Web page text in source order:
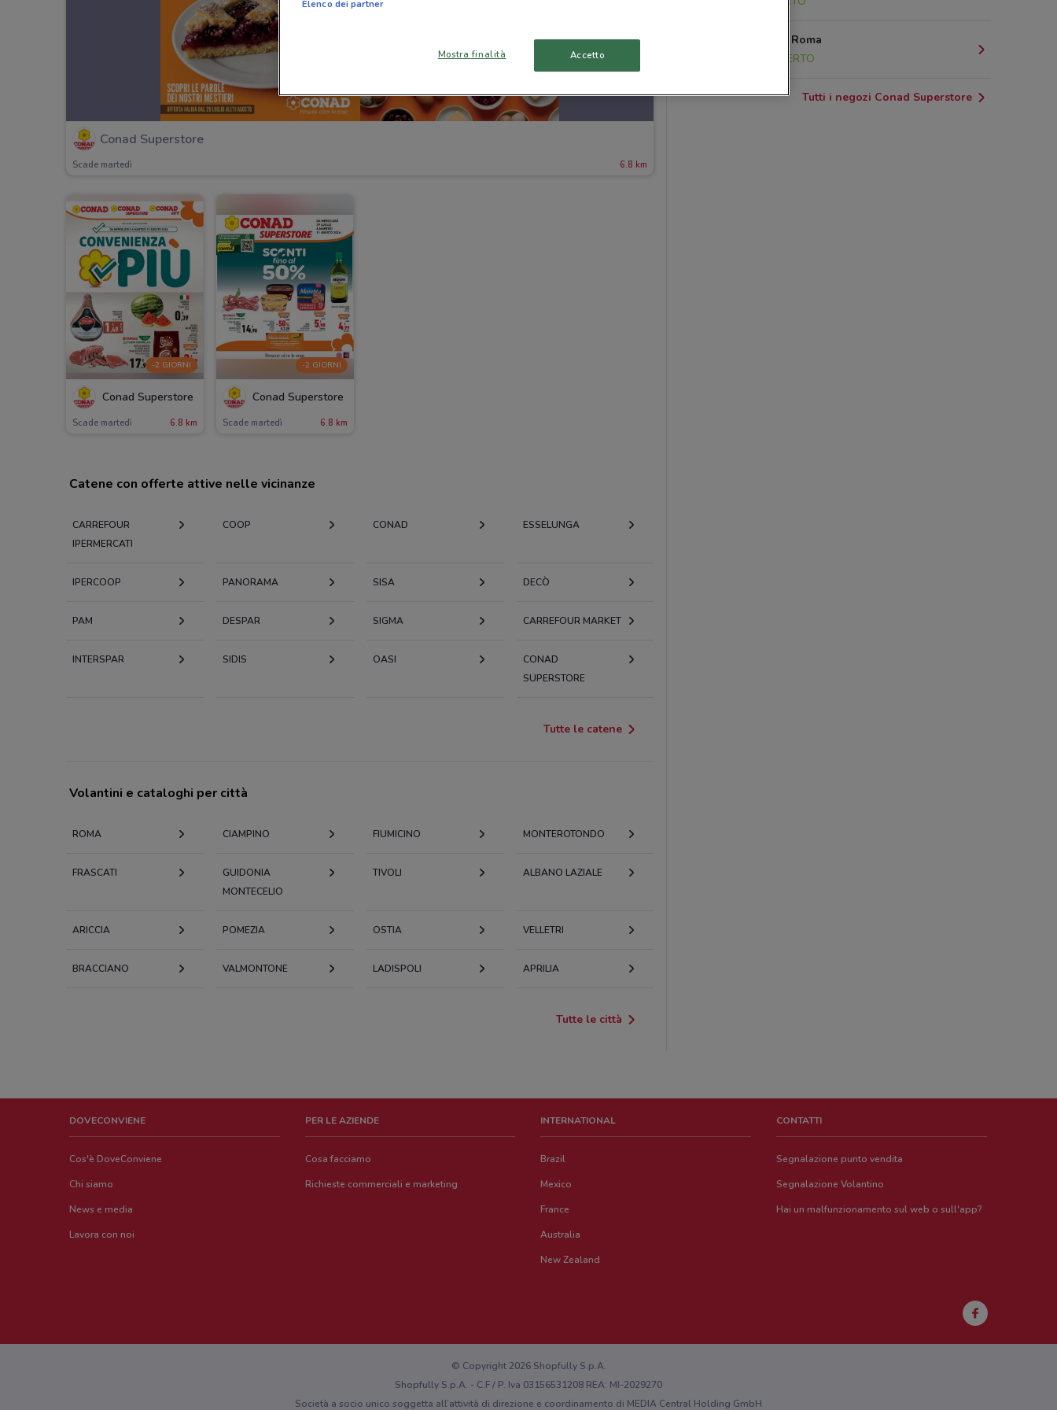
Conad Superstore
Scade martedì 6.8 km
-2 GIORNI
Conad Superstore
Scade martedì 6.8 km
-2 GIORNI
Conad Superstore
Scade martedì 6.8 km
Via Tito, 15 Roma
APERTO
Tutti i negozi Conad Superstore
Catene con offerte attive nelle vicinanze
CARREFOUR
IPERMERCATI
COOP CONAD ESSELUNGA
IPERCOOP PANORAMA SISA DECÒ
PAM DESPAR SIGMA CARREFOUR MARKET
INTERSPAR SIDIS OASI
CONAD
SUPERSTORE
Tutte le catene
Volantini e cataloghi per città
ROMA CIAMPINO FIUMICINO MONTEROTONDO
FRASCATI
GUIDONIA
MONTECELIO
TIVOLI ALBANO LAZIALE
ARICCIA POMEZIA OSTIA VELLETRI
BRACCIANO VALMONTONE LADISPOLI APRILIA
Tutte le città
DOVECONVIENE
Cos'è DoveConviene
Chi siamo
News e media
Lavora con noi
PER LE AZIENDE
Cosa facciamo
Richieste commerciali e marketing
INTERNATIONAL
Brazil
Mexico
France
Australia
New Zealand
CONTATTI
Segnalazione punto vendita
Segnalazione Volantino
Hai un malfunzionamento sul web o sull'app?
© Copyright 2026 Shopfully S.p.A.
Shopfully S.p.A. - C.F / P. Iva 03156531208 REA: MI-2029270
Società a socio unico soggetta all’attività di direzione e coordinamento di MEDIA Central Holding GmbH
Elenco dei partner
Mostra finalità Accetto